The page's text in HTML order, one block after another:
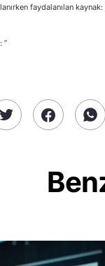
faydalanılan kaynak:
”